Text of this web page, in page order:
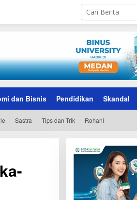
dan Bisnis Pendidikan Skandal
Sastra Tips dan Trik Rohani